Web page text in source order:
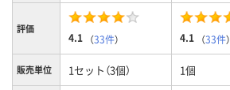
評価
4.1 （33件） 4.1 （33件）
販売単位 1セット（3個） 1個